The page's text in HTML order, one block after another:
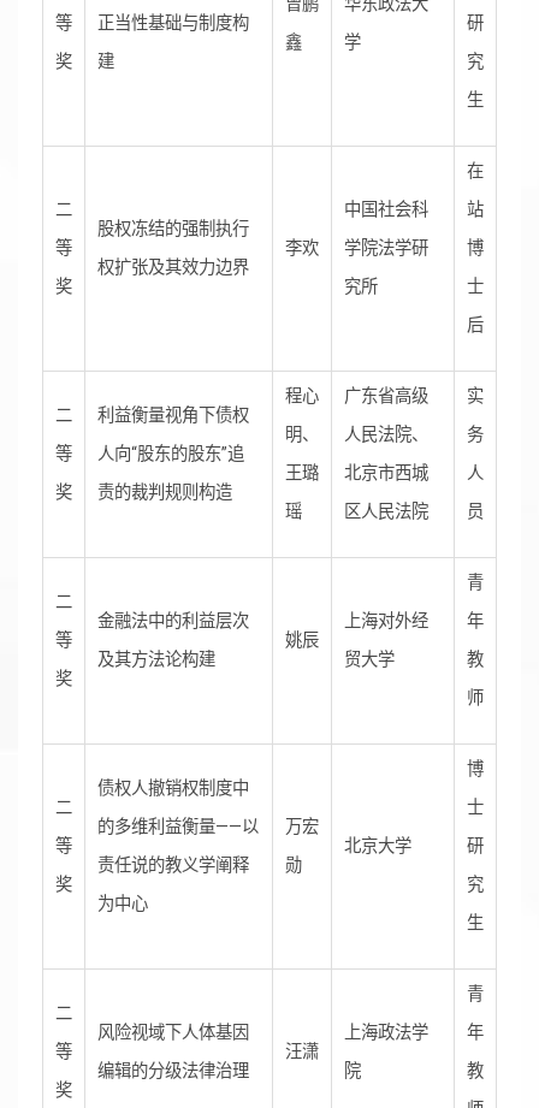
等
奖
正当性基础与制度构
建
鑫
学
研
究
生
二
等
奖
股权冻结的强制执行
权扩张及其效力边界
李欢
中国社会科
学院法学研
究所
在
站
博
士
后
二
等
奖
利益衡量视角下债权
人向“股东的股东”追
责的裁判规则构造
程心
明、
王璐
瑶
广东省高级
人民法院、
北京市西城
区人民法院
实
务
人
员
二
等
奖
金融法中的利益层次
及其方法论构建
姚辰
上海对外经
贸大学
青
年
教
师
二
等
奖
债权人撤销权制度中
的多维利益衡量——以
责任说的教义学阐释
为中心
万宏
勋
北京大学
博
士
研
究
生
二
等
奖
风险视域下人体基因
编辑的分级法律治理
汪潇
上海政法学
院
青
年
教